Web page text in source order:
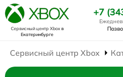
Сервисный центр Xboxв
Екатеринбурге
+7
Сервисный центр Xbox